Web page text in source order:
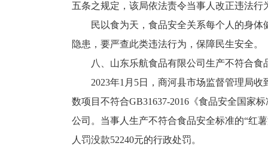
五条之规定，该局依法责令当事人改正违法行
民以食为天，食品安全关系每个人的身
隐患，要严查此类违法行为，保障民生安全。
八、山东乐航食品有限公司生产不符合食
2023年1月5日，商河县市场监督管理局
数项目不符合GB31637-2016《食品安全国家
公司。当事人生产不符合食品安全标准的“红
人罚没款52240元的行政处罚。